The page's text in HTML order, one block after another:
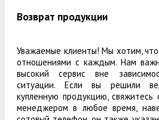
Возврат продукции
Уважаемые клиенты! Мы хотим,
отношениями с каждым. Нам
высокий сервис вне
ситуации. Если вы решили
купленную продукцию,
менеджером в любое время,